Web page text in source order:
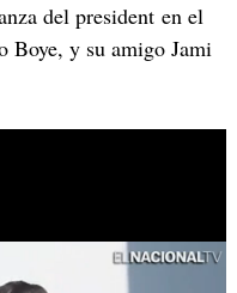
del president en el
Boye, y su amigo Jami